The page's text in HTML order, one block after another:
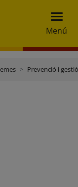
Menú
Prevenció i